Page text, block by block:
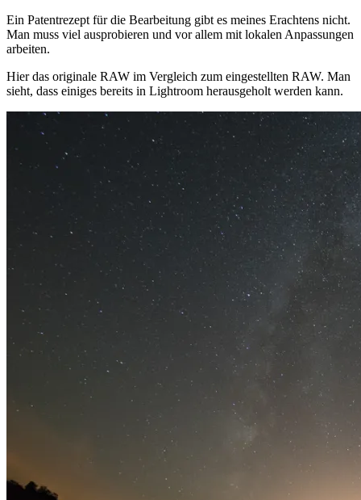
Ein Patentrezept für die Bearbeitung gibt es meines Erachtens nicht.
Man muss viel ausprobieren und vor allem mit lokalen Anpassungen
arbeiten.
Hier das originale RAW im Vergleich zum eingestellten RAW. Man
sieht, dass einiges bereits in Lightroom herausgeholt werden kann.